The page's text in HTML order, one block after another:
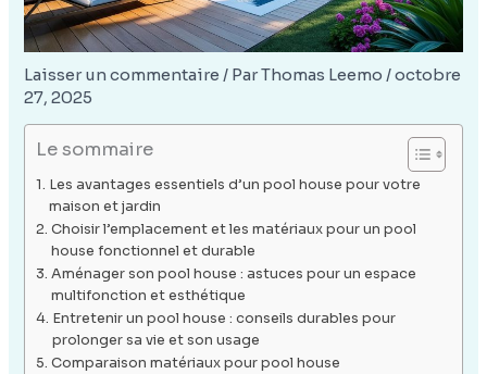
Laisser un commentaire / ParThomas Leemo /octobre
27, 2025
Le sommaire
Les avantages essentiels d’un pool house pour votre
maison et jardin
Choisir l’emplacement et les matériaux pour un pool
house fonctionnel et durable
Aménager son pool house : astuces pour un espace
multifonction et esthétique
Entretenir un pool house : conseils durables pour
prolonger sa vie et son usage
Comparaison matériaux pour pool house